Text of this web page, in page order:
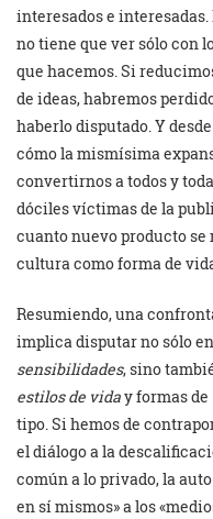
interesados e
no tiene que ver sólo con
que hacemos. Si
de ideas, habremos
haberlo disputado. Y
cómo la mismísima
convertirnos a todos y
dóciles víctimas de la
cuanto nuevo producto se
cultura como forma de
Resumiendo, una
implica disputar no sólo
sensibilidades, sino
estilos de viday formas de
tipo. Si hemos de
el diálogo a la
común a lo privado, la
en sí mismos» a los